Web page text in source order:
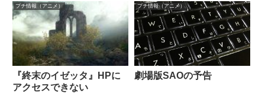
プチ情報（アニメ）
『終末のイゼッタ』HPに
アクセスできない
プチ情報（アニメ）
劇場版SAOの予告